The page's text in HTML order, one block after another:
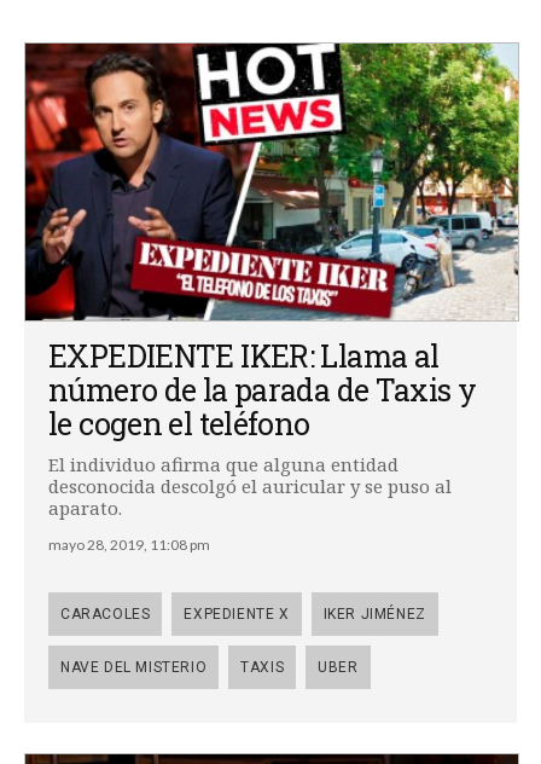
EXPEDIENTE IKER: Llama al
número de la parada de Taxis y
le cogen el teléfono
El individuo afirma que alguna entidad
desconocida descolgó el auricular y se puso al
aparato.
mayo 28, 2019, 11:08 pm
CARACOLES EXPEDIENTE X IKER JIMÉNEZ
NAVE DEL MISTERIO TAXIS UBER